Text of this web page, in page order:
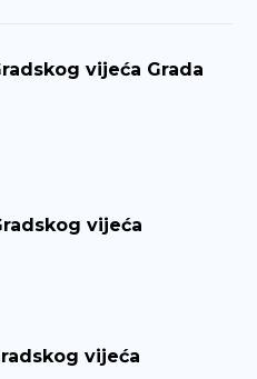
vijeća Grada
vijeća
vijeća